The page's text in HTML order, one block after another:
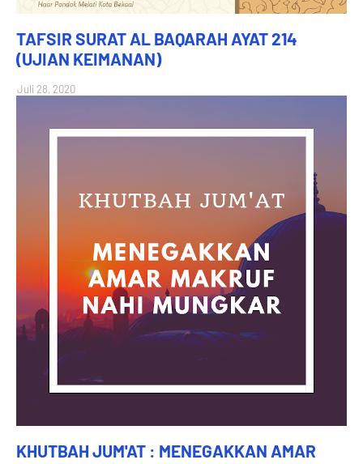
TAFSIR SURAT AL BAQARAH AYAT 214
(UJIAN KEIMANAN)
Juli 28, 2020
KHUTBAH JUM'AT : MENEGAKKAN AMAR